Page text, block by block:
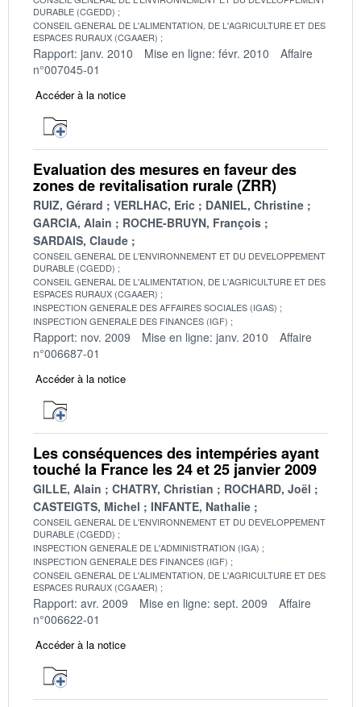
DURABLE (CGEDD)
CONSEIL GENERAL DE L'ALIMENTATION, DE L'AGRICULTURE ET DES
ESPACES RURAUX (CGAAER)
Rapport: janv. 2010 Mise en ligne: févr. 2010
Affaire
n°007045-01
Accéder à la notice
Evaluation des mesures en faveur des
zones de revitalisation rurale (ZRR)
RUIZ, Gérard VERLHAC, Eric
DANIEL, Christine
GARCIA, Alain
ROCHE-BRUYN, François
SARDAIS, Claude
CONSEIL GENERAL DE L'ENVIRONNEMENT ET DU DEVELOPPEMENT
DURABLE (CGEDD)
CONSEIL GENERAL DE L'ALIMENTATION, DE L'AGRICULTURE ET DES
ESPACES RURAUX (CGAAER)
INSPECTION GENERALE DES AFFAIRES SOCIALES (IGAS)
INSPECTION GENERALE DES FINANCES (IGF)
Rapport: nov. 2009 Mise en ligne: janv. 2010
Affaire
n°006687-01
Accéder à la notice
Les conséquences des intempéries ayant
touché la France les 24 et 25 janvier 2009
GILLE, Alain CHATRY, Christian
ROCHARD, Joël
CASTEIGTS, Michel
INFANTE, Nathalie
CONSEIL GENERAL DE L'ENVIRONNEMENT ET DU DEVELOPPEMENT
DURABLE (CGEDD)
INSPECTION GENERALE DE L'ADMINISTRATION (IGA)
INSPECTION GENERALE DES FINANCES (IGF)
CONSEIL GENERAL DE L'ALIMENTATION, DE L'AGRICULTURE ET DES
ESPACES RURAUX (CGAAER)
Rapport: avr. 2009 Mise en ligne: sept. 2009
Affaire
n°006622-01
Accéder à la notice